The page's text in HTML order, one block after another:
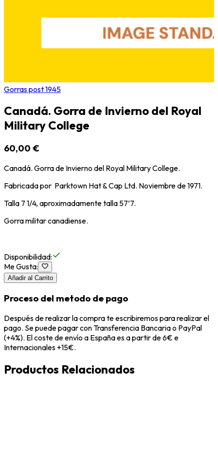
Gorras post 1945
Canadá. Gorra de Invierno del Royal
Military College
60,00 €
Canadá. Gorra de Invierno del Royal Military College.
Fabricada por Parktown Hat & Cap Ltd. Noviembre de 1971.
Talla 7 1/4, aproximadamente talla 57’7.
Gorra militar canadiense.
Disponibilidad:
Me Gusta:
Añadir al Carrito
Proceso del metodo de pago
Después de realizar la compra te escribiremos para realizar el
pago. Se puede pagar con Transferencia Bancaria o PayPal
(+4%). El coste de envío a España es a partir de 6€ e
Internacionales +15€.
Productos Relacionados